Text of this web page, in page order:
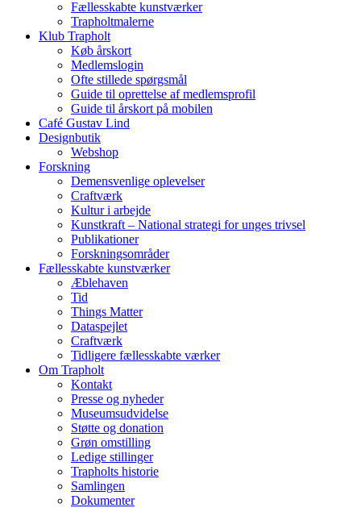
Fællesskabte kunstværker
Trapholtmalerne
Klub Trapholt
Køb årskort
Medlemslogin
Ofte stillede spørgsmål
Guide til oprettelse af medlemsprofil
Guide til årskort på mobilen
Café Gustav Lind
Designbutik
Webshop
Forskning
Demensvenlige oplevelser
Craftværk
Kultur i arbejde
Kunstkraft – National strategi for unges trivsel
Publikationer
Forskningsområder
Fællesskabte kunstværker
Æblehaven
Tid
Things Matter
Dataspejlet
Craftværk
Tidligere fællesskabte værker
Om Trapholt
Kontakt
Presse og nyheder
Museumsudvidelse
Støtte og donation
Grøn omstilling
Ledige stillinger
Trapholts historie
Samlingen
Dokumenter